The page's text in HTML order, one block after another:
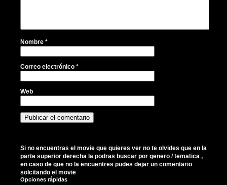
Nombre *
Correo electrónico *
Web
Si no encuentras el movie que quieres ver no te olvides que en la
parte superior derecha la podras buscar por genero / tematica ,
en caso de que no la encuentres pudes dejar un comentario
solcitando el movie
Opciones rápidas